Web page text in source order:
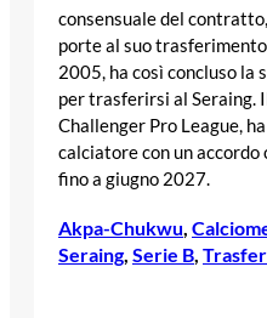
consensuale del
porte al suo
2005, ha così concluso la
per trasferirsi al Seraing.
Challenger Pro League,
calciatore con un accordo
fino a giugno 2027.
Akpa-Chukwu,
Seraing, Serie B,